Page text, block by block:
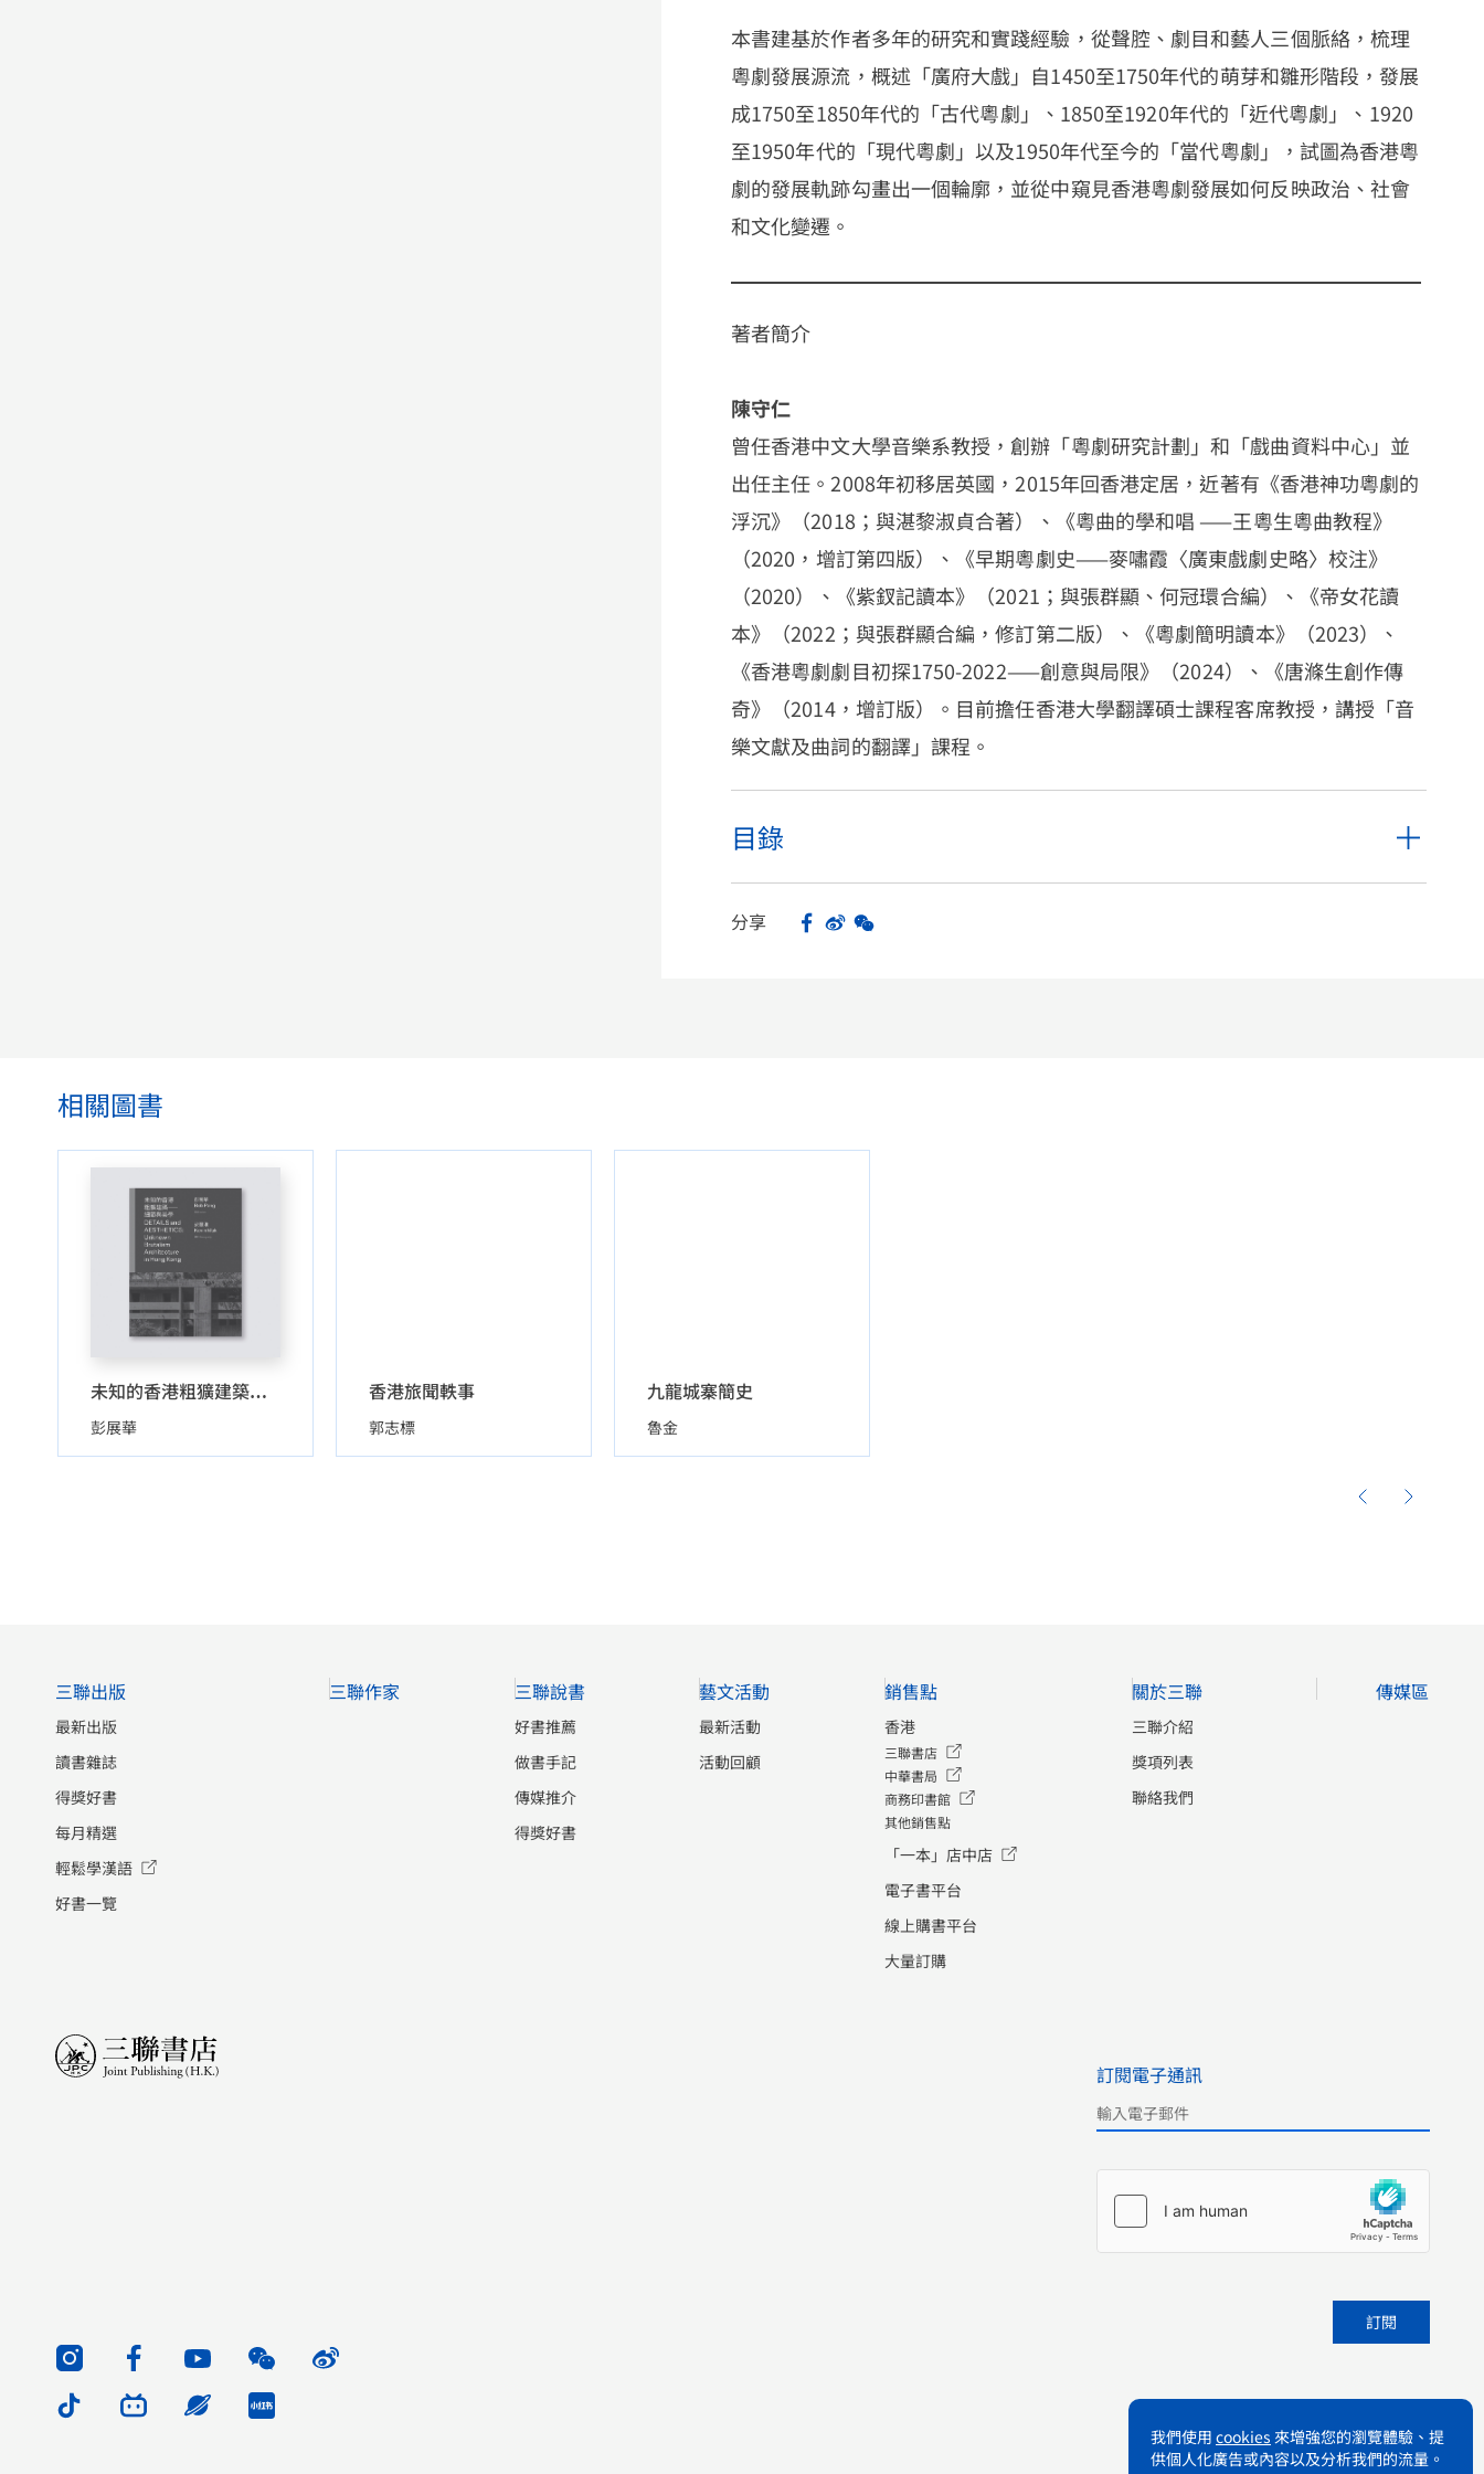
我們使用 cookies 來增強您的瀏覽體驗、提
供個人化廣告或內容以及分析我們的流量。
本書建基於作者多年的研究和實踐經驗，從聲腔、劇目和藝人三個脈絡，梳理
粵劇發展源流，概述「廣府大戲」自1450至1750年代的萌芽和雛形階段，發展
成1750至1850年代的「古代粵劇」、1850至1920年代的「近代粵劇」、1920
至1950年代的「現代粵劇」以及1950年代至今的「當代粵劇」，試圖為香港粵
劇的發展軌跡勾畫出一個輪廓，並從中窺見香港粵劇發展如何反映政治、社會
和文化變遷。
著者簡介
陳守仁
曾任香港中文大學音樂系教授，創辦「粵劇研究計劃」和「戲曲資料中心」並
出任主任。2008年初移居英國，2015年回香港定居，近著有《香港神功粵劇的
浮沉》（2018；與湛黎淑貞合著）、《粵曲的學和唱 ——王粵生粵曲教程》
（2020，增訂第四版）、《早期粵劇史——麥嘯霞〈廣東戲劇史略〉校注》
（2020）、《紫釵記讀本》（2021；與張群顯、何冠環合編）、《帝女花讀
本》（2022；與張群顯合編，修訂第二版）、《粵劇簡明讀本》（2023）、
《香港粵劇劇目初探1750-2022——創意與局限》（2024）、《唐滌生創作傳
奇》（2014，增訂版）。目前擔任香港大學翻譯碩士課程客席教授，講授「音
樂文獻及曲詞的翻譯」課程。
目錄
分享 Facebook
Sina Weibo
WeChat
相關圖書
未知的香港粗獷建築——細節與美學
彭展華
香港旅聞軼事
郭志標
九龍城寨簡史
魯金
三聯出版
最新出版
讀書雜誌
得獎好書
每月精選
輕鬆學漢語
好書一覽
三聯作家 三聯說書
好書推薦
做書手記
傳媒推介
得獎好書
藝文活動
最新活動
活動回顧
銷售點
香港
三聯書店
中華書局
商務印書館
其他銷售點
「一本」店中店
電子書平台
線上購書平台
大量訂購
關於三聯
三聯介紹
獎項列表
聯絡我們
傳媒區
訂閱電子通訊